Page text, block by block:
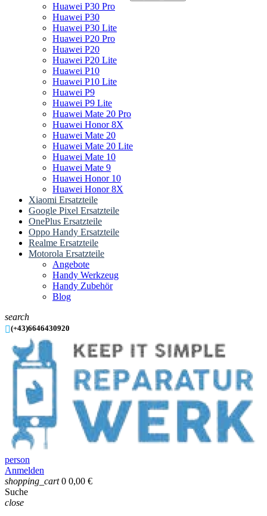
Huawei P30 Pro
Huawei P30
Huawei P30 Lite
Huawei P20 Pro
Huawei P20
Huawei P20 Lite
Huawei P10
Huawei P10 Lite
Huawei P9
Huawei P9 Lite
Huawei Mate 20 Pro
Huawei Honor 8X
Huawei Mate 20
Huawei Mate 20 Lite
Huawei Mate 10
Huawei Mate 9
Huawei Honor 10
Huawei Honor 8X
Xiaomi Ersatzteile
Google Pixel Ersatzteile
OnePlus Ersatzteile
Oppo Handy Ersatzteile
Realme Ersatzteile
Motorola Ersatzteile
Angebote
Handy Werkzeug
Handy Zubehör
Blog
search
(+43)6646430920
person
Anmelden
shopping_cart 0 0,00 €
Suche
close